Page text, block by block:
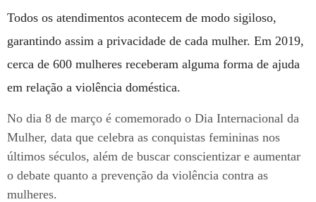
Todos os atendimentos acontecem de modo sigiloso,
garantindo assim a privacidade de cada mulher. Em 2019,
cerca de 600 mulheres receberam alguma forma de ajuda
em relação a violência doméstica.
No dia 8 de março é comemorado o Dia Internacional da
Mulher, data que celebra as conquistas femininas nos
últimos séculos, além de buscar conscientizar e aumentar
o debate quanto a prevenção da violência contra as
mulheres.